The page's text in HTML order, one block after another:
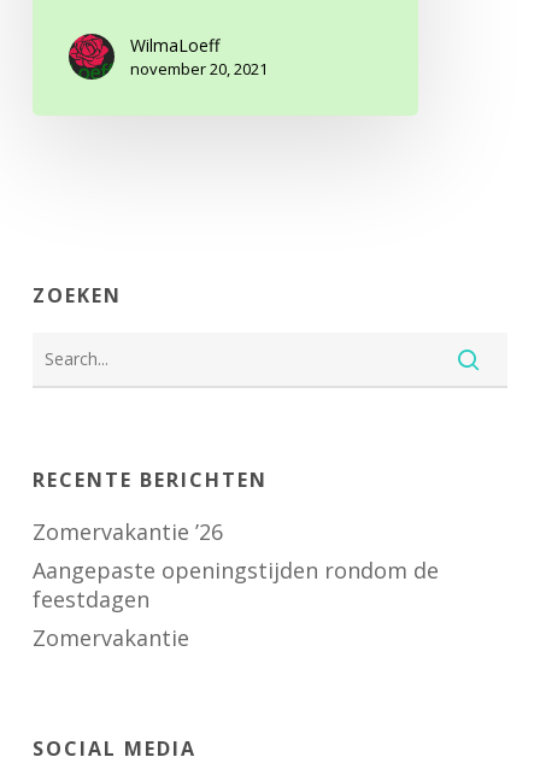
WilmaLoeff
november 20, 2021
ZOEKEN
RECENTE BERICHTEN
Zomervakantie ’26
Aangepaste openingstijden rondom de
feestdagen
Zomervakantie
SOCIAL MEDIA